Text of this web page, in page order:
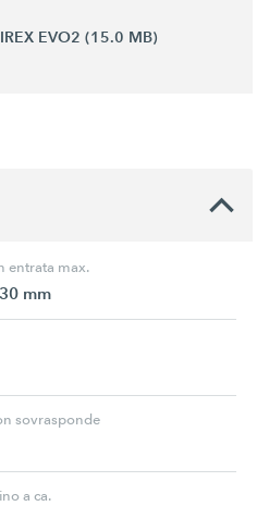
EVO2 (15.0 MB)
entrata max.
mm
sovrasponde
a ca.